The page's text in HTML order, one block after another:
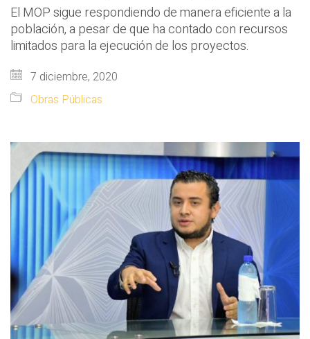
El MOP sigue respondiendo de manera eficiente a la
población, a pesar de que ha contado con recursos
limitados para la ejecución de los proyectos.
7 diciembre, 2020
Obras Públicas